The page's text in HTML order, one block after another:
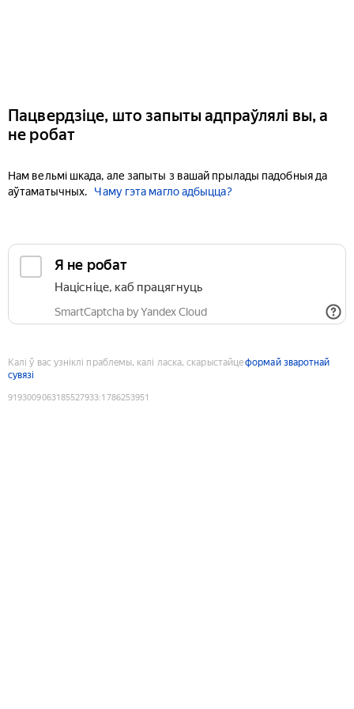
Пацвердзіце, што запыты адпраўлялі вы, а
не робат
Нам вельмі шкада, але запыты з вашай прылады падобныя да
аўтаматычных.
Чаму гэта магло адбыцца?
Я не робат
Націсніце, каб працягнуць
SmartCaptcha by Yandex Cloud
Калі ў вас узніклі праблемы, калі ласка, скарыстайцеформай зваротнай
сувязі
9193009063185527933:1786253951